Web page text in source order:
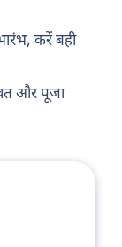
करें बही
और पूजा